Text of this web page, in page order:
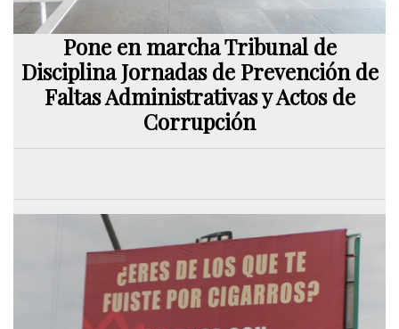
Pone en marcha Tribunal de
Disciplina Jornadas de Prevención de
Faltas Administrativas y Actos de
Corrupción